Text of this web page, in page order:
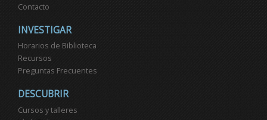
Contacto
INVESTIGAR
Horarios de Biblioteca
Recursos
Preguntas Frecuentes
DESCUBRIR
Cursos y talleres